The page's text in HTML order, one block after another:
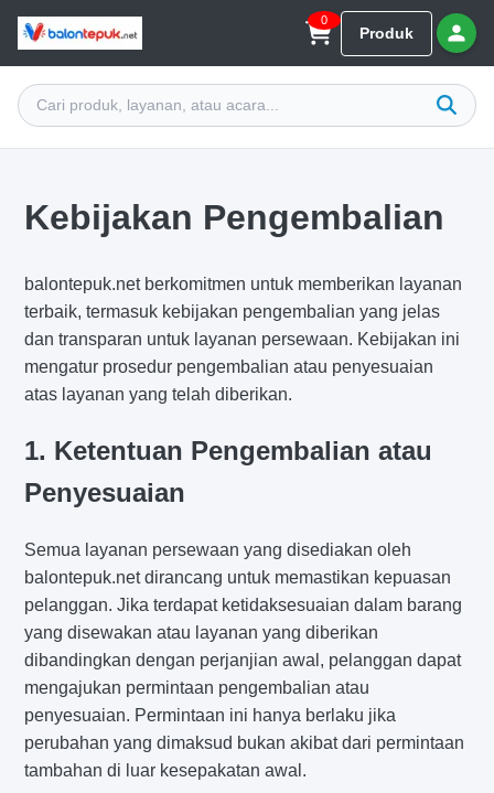
0
Produk
Kebijakan Pengembalian
balontepuk.net berkomitmen untuk memberikan layanan
terbaik, termasuk kebijakan pengembalian yang jelas
dan transparan untuk layanan persewaan. Kebijakan ini
mengatur prosedur pengembalian atau penyesuaian
atas layanan yang telah diberikan.
1. Ketentuan Pengembalian atau
Penyesuaian
Semua layanan persewaan yang disediakan oleh
balontepuk.net dirancang untuk memastikan kepuasan
pelanggan. Jika terdapat ketidaksesuaian dalam barang
yang disewakan atau layanan yang diberikan
dibandingkan dengan perjanjian awal, pelanggan dapat
mengajukan permintaan pengembalian atau
penyesuaian. Permintaan ini hanya berlaku jika
perubahan yang dimaksud bukan akibat dari permintaan
tambahan di luar kesepakatan awal.